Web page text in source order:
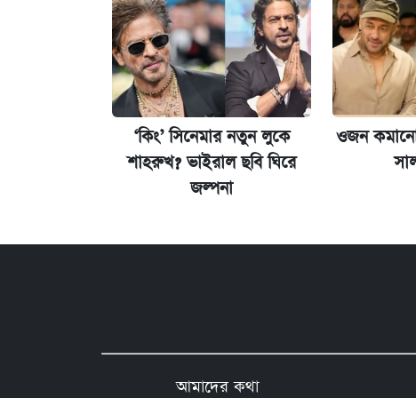
‘কিং’ সিনেমার নতুন লুকে
শাহরুখ? ভাইরাল ছবি ঘিরে
জল্পনা
ওজন
আমাদের কথা